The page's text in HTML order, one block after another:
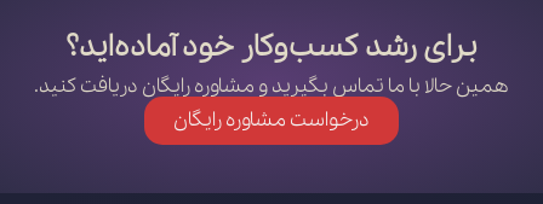
برای رشد کسب‌وکار خود آماده‌اید؟
همین حالا با ما تماس بگیرید و مشاوره رایگان دریافت کنید.
درخواست مشاوره رایگان